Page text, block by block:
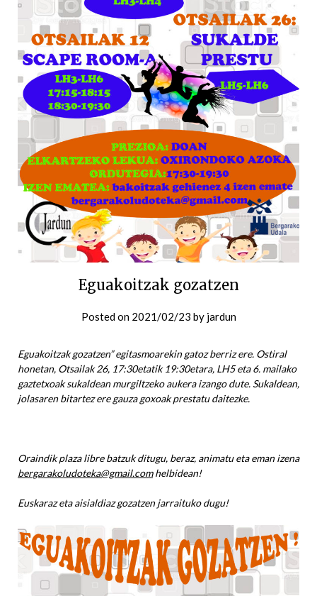
Eguakoitzak gozatzen
Posted on 2021/02/23 by jardun
Eguakoitzak gozatzen” egitasmoarekin gatoz berriz ere. Ostiral
honetan, Otsailak 26, 17:30etatik 19:30etara, LH5 eta 6. mailako
gaztetxoak sukaldean murgiltzeko aukera izango dute. Sukaldean,
jolasaren bitartez ere gauza goxoak prestatu daitezke.
Oraindik plaza libre batzuk ditugu, beraz, animatu eta eman izena
bergarakoludoteka@gmail.comhelbidean!
Euskaraz eta aisialdiaz gozatzen jarraituko dugu!